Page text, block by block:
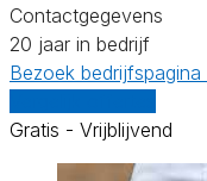
Contactgegevens
20 jaar in bedrijf
Bezoek bedrijfspagina
Gratis - Vrijblijvend